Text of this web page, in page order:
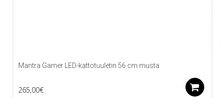
Mantra Gamer LED-kattotuuletin 56 cm musta
265,00€